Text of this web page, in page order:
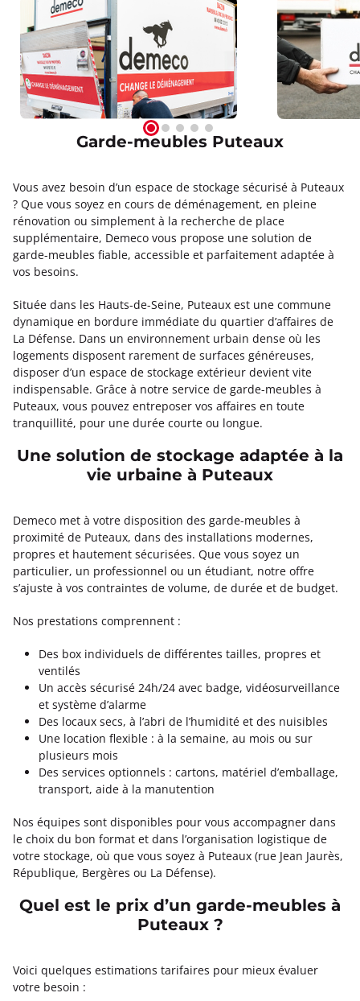
Garde-meubles Puteaux
Vous avez besoin d’un espace de stockage sécurisé à Puteaux
? Que vous soyez en cours de déménagement, en pleine
rénovation ou simplement à la recherche de place
supplémentaire, Demeco vous propose une solution de
garde-meubles fiable, accessible et parfaitement adaptée à
vos besoins.
Située dans les Hauts-de-Seine, Puteaux est une commune
dynamique en bordure immédiate du quartier d’affaires de
La Défense. Dans un environnement urbain dense où les
logements disposent rarement de surfaces généreuses,
disposer d’un espace de stockage extérieur devient vite
indispensable. Grâce à notre service de garde-meubles à
Puteaux, vous pouvez entreposer vos affaires en toute
tranquillité, pour une durée courte ou longue.
Une solution de stockage adaptée à la
vie urbaine à Puteaux
Demeco met à votre disposition des garde-meubles à
proximité de Puteaux, dans des installations modernes,
propres et hautement sécurisées. Que vous soyez un
particulier, un professionnel ou un étudiant, notre offre
s’ajuste à vos contraintes de volume, de durée et de budget.
Nos prestations comprennent :
Des box individuels de différentes tailles, propres et
ventilés
Un accès sécurisé 24h/24 avec badge, vidéosurveillance
et système d’alarme
Des locaux secs, à l’abri de l’humidité et des nuisibles
Une location flexible : à la semaine, au mois ou sur
plusieurs mois
Des services optionnels : cartons, matériel d’emballage,
transport, aide à la manutention
Nos équipes sont disponibles pour vous accompagner dans
le choix du bon format et dans l’organisation logistique de
votre stockage, où que vous soyez à Puteaux (rue Jean Jaurès,
République, Bergères ou La Défense).
Quel est le prix d’un garde-meubles à
Puteaux ?
Voici quelques estimations tarifaires pour mieux évaluer
votre besoin :